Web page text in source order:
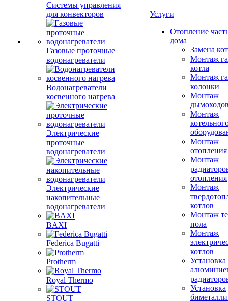
Системы управления
для конвекторов
Газовые проточные
водонагреватели
Водонагреватели
косвенного нагрева
Электрические
проточные
водонагреватели
Электрические
накопительные
водонагреватели
BAXI
Federica Bugatti
Protherm
Royal Thermo
STOUT
Услуги
Отопление
дома
Замена
Монтаж
котла
Монтаж
колонки
Монтаж
Монтаж
Монтаж
отопления
Монтаж
отопления
Монтаж
котлов
Монтаж
пола
Монтаж
котлов
Установка
Установка